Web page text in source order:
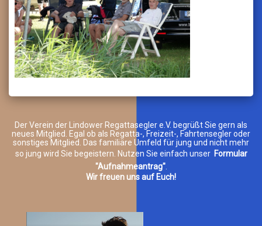
Der Verein der Lindower Regattasegler e.V. begrüßt Sie gern als
neues Mitglied. Egal ob als Regatta-, Freizeit-, Fahrtensegler oder
sonstiges Mitglied. Das familiäre Umfeld für jung und nicht mehr
so jung wird Sie begeistern. Nutzen Sie einfach unser Formular
"Aufnahmeantrag".
Wir freuen uns auf Euch!